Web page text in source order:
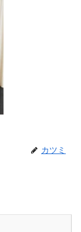
カツミ